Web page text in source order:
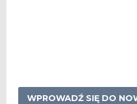
WPROWADŹ SIĘ DO